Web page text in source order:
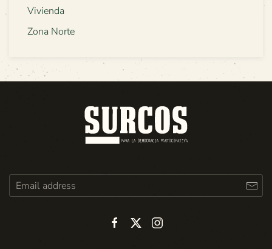
Vivienda
Zona Norte